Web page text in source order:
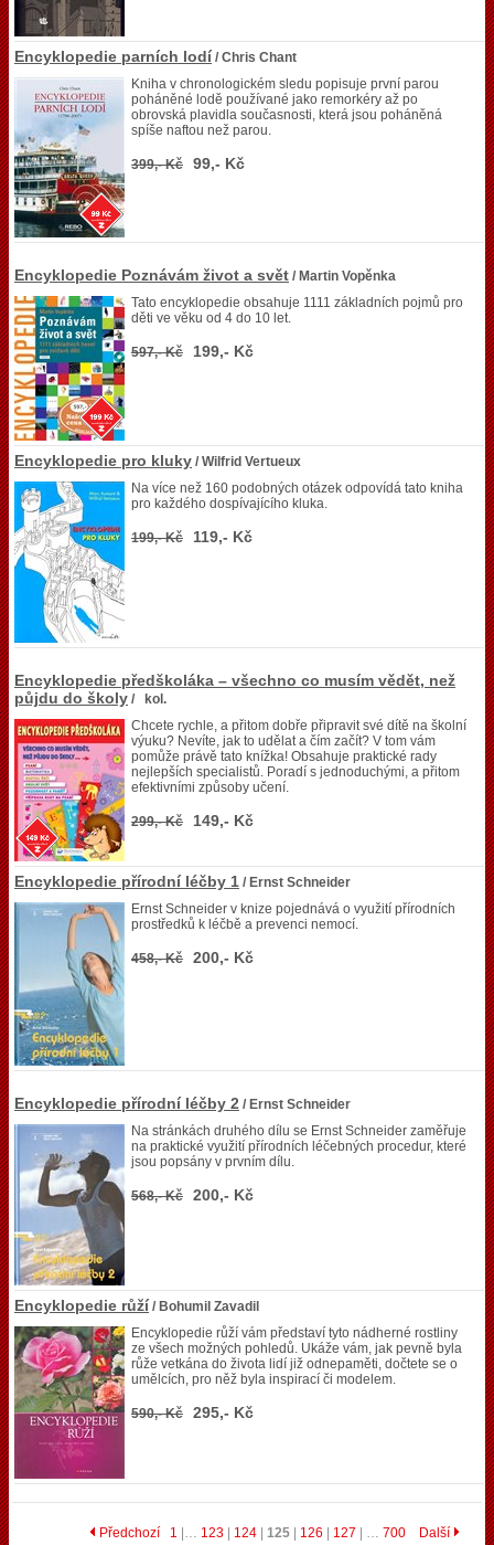
Encyklopedie parních lodí / Chris Chant
Kniha v chronologickém sledu popisuje první parou
poháněné lodě používané jako remorkéry až po
obrovská plavidla současnosti, která jsou poháněná
spíše naftou než parou.
399,- Kč 99,- Kč
Encyklopedie Poznávám život a svět / Martin Vopěnka
Tato encyklopedie obsahuje 1111 základních pojmů pro
děti ve věku od 4 do 10 let.
597,- Kč 199,- Kč
Encyklopedie pro kluky / Wilfrid Vertueux
Na více než 160 podobných otázek odpovídá tato kniha
pro každého dospívajícího kluka.
199,- Kč 119,- Kč
Encyklopedie předškoláka – všechno co musím vědět, než
půjdu do školy / kol.
Chcete rychle, a přitom dobře připravit své dítě na školní
výuku? Nevíte, jak to udělat a čím začít? V tom vám
pomůže právě tato knížka! Obsahuje praktické rady
nejlepších specialistů. Poradí s jednoduchými, a přitom
efektivními způsoby učení.
299,- Kč 149,- Kč
Encyklopedie přírodní léčby 1 / Ernst Schneider
Ernst Schneider v knize pojednává o využití přírodních
prostředků k léčbě a prevenci nemocí.
458,- Kč 200,- Kč
Encyklopedie přírodní léčby 2 / Ernst Schneider
Na stránkách druhého dílu se Ernst Schneider zaměřuje
na praktické využití přírodních léčebných procedur, které
jsou popsány v prvním dílu.
568,- Kč 200,- Kč
Encyklopedie růží / Bohumil Zavadil
Encyklopedie růží vám představí tyto nádherné rostliny
ze všech možných pohledů. Ukáže vám, jak pevně byla
růže vetkána do života lidí již odnepaměti, dočtete se o
umělcích, pro něž byla inspirací či modelem.
590,- Kč 295,- Kč
Předchozí 1 |… 123 124 125 126 127 | … 700 Další